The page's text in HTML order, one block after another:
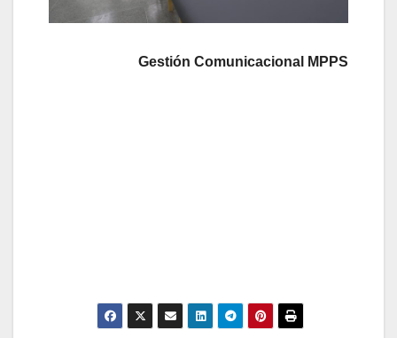
Gestión Comunicacional MPPS